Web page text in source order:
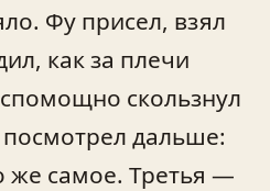
Фу присел, взял
как за плечи
скользнул
дальше:
же самое. Третья —